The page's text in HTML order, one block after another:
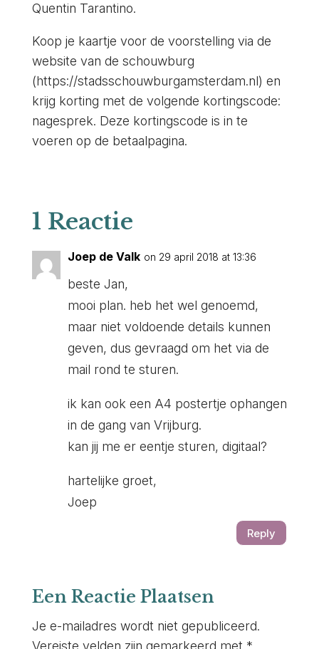
Quentin Tarantino.
Koop je kaartje voor de voorstelling via de
website van de schouwburg
(https://stadsschouwburgamsterdam.nl) en
krijg korting met de volgende kortingscode:
nagesprek. Deze kortingscode is in te
voeren op de betaalpagina.
1 Reactie
Joep de Valk on 29 april 2018 at 13:36
beste Jan,
mooi plan. heb het wel genoemd,
maar niet voldoende details kunnen
geven, dus gevraagd om het via de
mail rond te sturen.
ik kan ook een A4 postertje ophangen
in de gang van Vrijburg.
kan jij me er eentje sturen, digitaal?
hartelijke groet,
Joep
Reply
Een Reactie Plaatsen
Je e-mailadres wordt niet gepubliceerd.
Vereiste velden zijn gemarkeerd met *